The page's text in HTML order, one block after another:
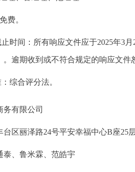
费。
时间：所有响应文件应于2025年3
。逾期收到或不符合规定的响应文件
综合评分法。
务有限公司
区丽泽路24号平安幸福中心B座25
泰、鲁米霖、范皓宇